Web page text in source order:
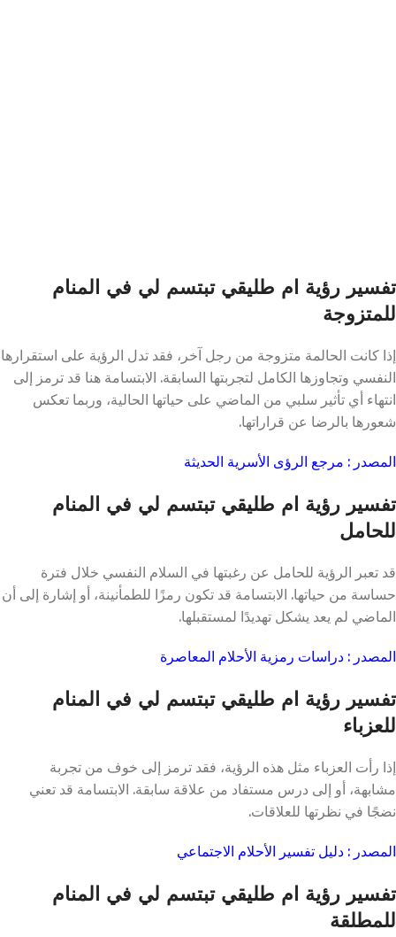
تفسير رؤية ام طليقي تبتسم لي في المنام
للمتزوجة
إذا كانت الحالمة متزوجة من رجل آخر، فقد تدل الرؤية على استقرارها
النفسي وتجاوزها الكامل لتجربتها السابقة. الابتسامة هنا قد ترمز إلى
انتهاء أي تأثير سلبي من الماضي على حياتها الحالية، وربما تعكس
شعورها بالرضا عن قراراتها.
المصدر : مرجع الرؤى الأسرية الحديثة
تفسير رؤية ام طليقي تبتسم لي في المنام
للحامل
قد تعبر الرؤية للحامل عن رغبتها في السلام النفسي خلال فترة
حساسة من حياتها. الابتسامة قد تكون رمزًا للطمأنينة، أو إشارة إلى أن
الماضي لم يعد يشكل تهديدًا لمستقبلها.
المصدر : دراسات رمزية الأحلام المعاصرة
تفسير رؤية ام طليقي تبتسم لي في المنام
للعزباء
إذا رأت العزباء مثل هذه الرؤية، فقد ترمز إلى خوف من تجربة
مشابهة، أو إلى درس مستفاد من علاقة سابقة. الابتسامة قد تعني
نضجًا في نظرتها للعلاقات.
المصدر : دليل تفسير الأحلام الاجتماعي
تفسير رؤية ام طليقي تبتسم لي في المنام
للمطلقة